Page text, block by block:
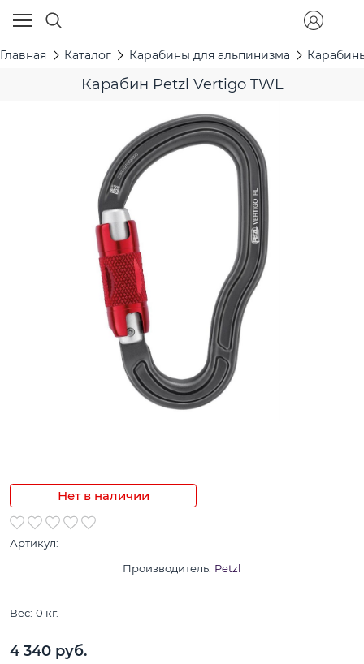
Главная Каталог Карабины для альпинизма
Карабин Petzl Vertigo TWL
Нет в наличии
Артикул:
Производитель: Petzl
Вес: 0 кг.
4 340 руб.